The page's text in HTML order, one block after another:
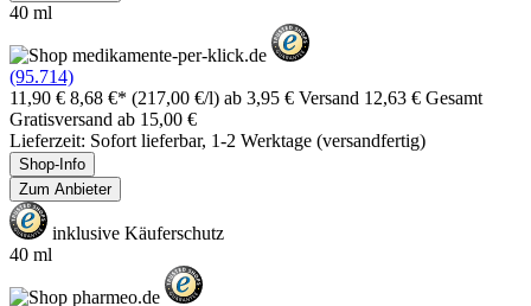
40 ml
(95.714)
11,90 € 8,68 €* (217,00 €/l) ab 3,95 € Versand 12,63 € Gesamt
Gratisversand ab 15,00 €
Lieferzeit: Sofort lieferbar, 1-2 Werktage (versandfertig)
Shop-Info
Zum Anbieter
inklusive Käuferschutz
40 ml